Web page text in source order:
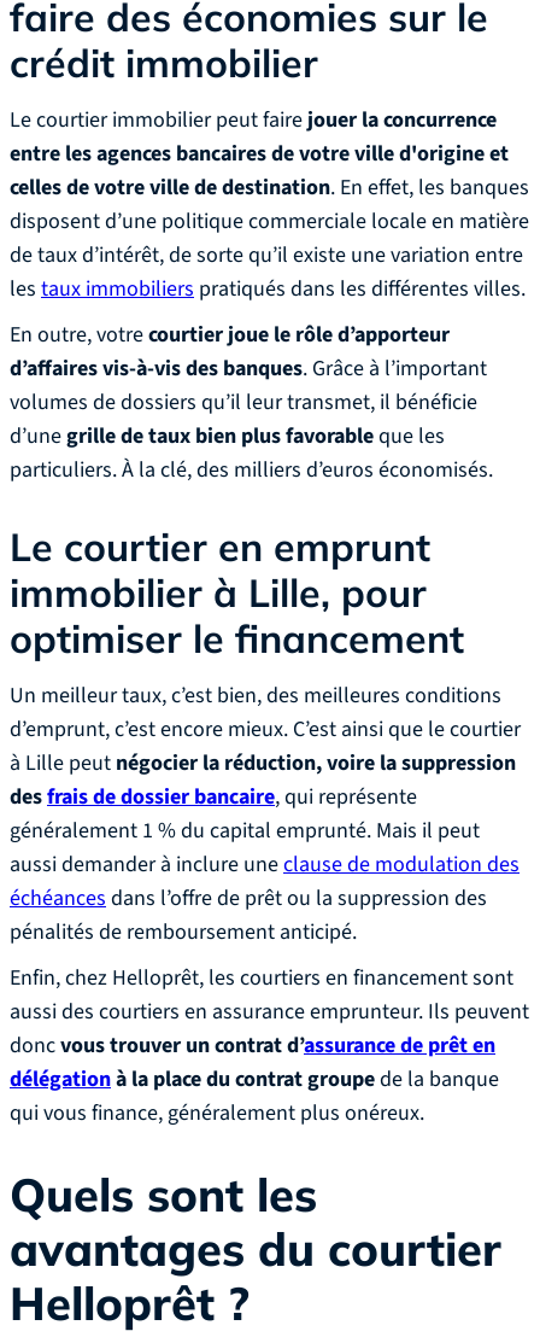
faire des économies sur le
crédit immobilier
Le courtier immobilier peut faire jouer la concurrence
entre les agences bancaires de votre ville d'origine et
celles de votre ville de destination. En effet, les banques
disposent d’une politique commerciale locale en matière
de taux d’intérêt, de sorte qu’il existe une variation entre
les taux immobiliers pratiqués dans les différentes villes.
En outre, votrecourtier joue le rôle d’apporteur
d’affaires vis-à-vis des banques. Grâce à l’important
volumes de dossiers qu’il leur transmet, il bénéficie
d’une grille de taux bien plus favorableque les
particuliers. À la clé, des milliers d’euros économisés.
Le courtier en emprunt
immobilier à Lille, pour
optimiser le financement
Un meilleur taux, c’est bien, des meilleures conditions
d’emprunt, c’est encore mieux. C’est ainsi que le courtier
à Lille peut négocier la réduction, voire la suppression
desfrais de dossier bancaire, qui représente
généralement 1 % du capital emprunté. Mais il peut
aussi demander à inclure uneclause de modulation des
échéances dans l’offre de prêt ou la suppression des
pénalités de remboursement anticipé.
Enfin, chez Helloprêt, les courtiers en financement sont
aussi des courtiers en assurance emprunteur. Ils peuvent
doncvous trouver un contrat d’assurance de prêt en
délégationà la place du contrat groupede la banque
qui vous finance, généralement plus onéreux.
Quels sont les
avantages du courtier
Helloprêt ?